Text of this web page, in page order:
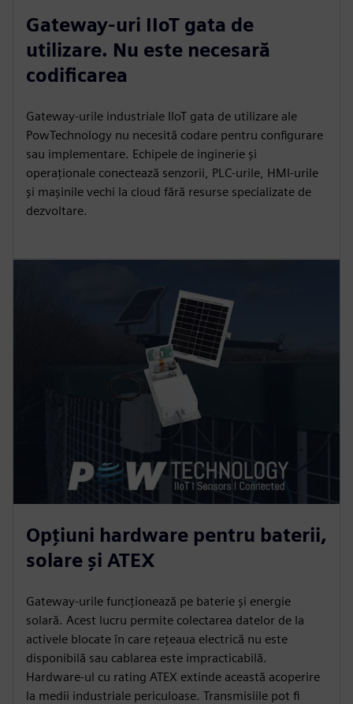
Gateway-uri IIoT gata de
utilizare. Nu este necesară
codificarea
Gateway-urile industriale IIoT gata de utilizare ale
PowTechnology nu necesită codare pentru configurare
sau implementare. Echipele de inginerie și
operaționale conectează senzorii, PLC-urile, HMI-urile
și mașinile vechi la cloud fără resurse specializate de
dezvoltare.
Opțiuni hardware pentru baterii,
solare și ATEX
Gateway-urile funcționează pe baterie și energie
solară. Acest lucru permite colectarea datelor de la
activele blocate în care rețeaua electrică nu este
disponibilă sau cablarea este impracticabilă.
Hardware-ul cu rating ATEX extinde această acoperire
la medii industriale periculoase. Transmisiile pot fi